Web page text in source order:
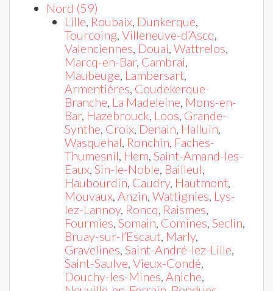
Nord (59)
Lille, Roubaix, Dunkerque,
Tourcoing, Villeneuve-d’Ascq,
Valenciennes, Douai, Wattrelos,
Marcq-en-Bar, Cambrai,
Maubeuge, Lambersart,
Armentières, Coudekerque-
Branche, La Madeleine, Mons-en-
Bar, Hazebrouck, Loos, Grande-
Synthe, Croix, Denain, Halluin,
Wasquehal, Ronchin, Faches-
Thumesnil, Hem, Saint-Amand-les-
Eaux, Sin-le-Noble, Bailleul,
Haubourdin, Caudry, Hautmont,
Mouvaux, Anzin, Wattignies, Lys-
lez-Lannoy, Roncq, Raismes,
Fourmies, Somain, Comines, Seclin,
Bruay-sur-l’Escaut, Marly,
Gravelines, Saint-André-lez-Lille,
Saint-Saulve, Vieux-Condé,
Douchy-les-Mines, Aniche,